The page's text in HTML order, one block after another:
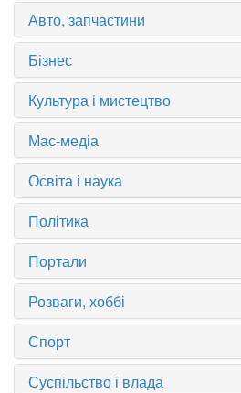
Авто, запчастини
Бізнес
Культура і мистецтво
Мас-медіа
Освіта і наука
Політика
Портали
Розваги, хоббі
Спорт
Суспільство і влада